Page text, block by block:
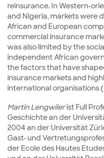
reinsurance. In Western-
and Nigeria, markets were
African and European
commercial insurance
was also limited by the
independent African
the factors that have
insurance markets and
international organisations
Martin Lengwilerist Full
Geschichte an der
2004 an der Universität
Gast- und
der Ecole des Hautes